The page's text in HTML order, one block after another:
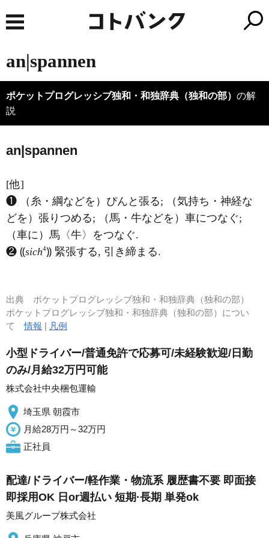
an|spannen
ポケットプログレッシブ独和・和独辞典（独和の部） の解
説
an|spannen
[他]
❶ （糸・綱などを）ぴんと張る; （気持ち・神経な
どを）張りつめる; （馬・牛などを）車につなぐ;
（車に）馬〈牛〉をつなぐ.
❷ ⸨sich4⸩ 緊張する, 引き締まる.
出典 ポケットプログレッシブ独和・和独辞典（独和の部）
ポケットプログレッシブ独和・和独辞典（独和の部）につい
て情報 | 凡例
小型ドライバー/普通免許で応募可/未経験歓迎/日勤
のみ/月給32万円可能
株式会社中央梱包運輸
埼玉県 朝霞市
月給28万円～32万円
正社員
配達/ドライバー/軽作業・物流系 履歴書不要 即面接
即採用OK 日or週払い 短期·長期 単発ok
美風グループ株式会社